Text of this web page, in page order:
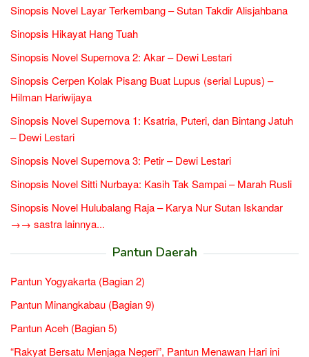
Sinopsis Novel Layar Terkembang – Sutan Takdir Alisjahbana
Sinopsis Hikayat Hang Tuah
Sinopsis Novel Supernova 2: Akar – Dewi Lestari
Sinopsis Cerpen Kolak Pisang Buat Lupus (serial Lupus) –
Hilman Hariwijaya
Sinopsis Novel Supernova 1: Ksatria, Puteri, dan Bintang Jatuh
– Dewi Lestari
Sinopsis Novel Supernova 3: Petir – Dewi Lestari
Sinopsis Novel Sitti Nurbaya: Kasih Tak Sampai – Marah Rusli
Sinopsis Novel Hulubalang Raja – Karya Nur Sutan Iskandar
→→ sastra lainnya...
Pantun Daerah
Pantun Yogyakarta (Bagian 2)
Pantun Minangkabau (Bagian 9)
Pantun Aceh (Bagian 5)
“Rakyat Bersatu Menjaga Negeri”, Pantun Menawan Hari ini